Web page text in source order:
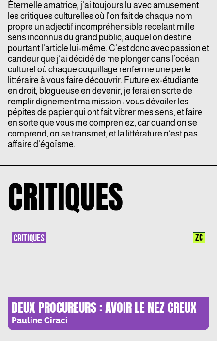
Éternelle amatrice, j’ai toujours lu avec amusement
les critiques culturelles où l’on fait de chaque nom
propre un adjectif incompréhensible recelant mille
sens inconnus du grand public, auquel on destine
pourtant l’article lui-même. C’est donc avec passion et
candeur que j’ai décidé de me plonger dans l’océan
culturel où chaque coquillage renferme une perle
littéraire à vous faire découvrir. Future ex-étudiante
en droit, blogueuse en devenir, je ferai en sorte de
remplir dignement ma mission : vous dévoiler les
pépites de papier qui ont fait vibrer mes sens, et faire
en sorte que vous me compreniez, car quand on se
comprend, on se transmet, et la littérature n’est pas
affaire d’égoïsme.
CRITIQUES
DEUX PROCUREURS : AVOIR LE NEZ CREUX
Pauline Ciraci
CRITIQUES ZC